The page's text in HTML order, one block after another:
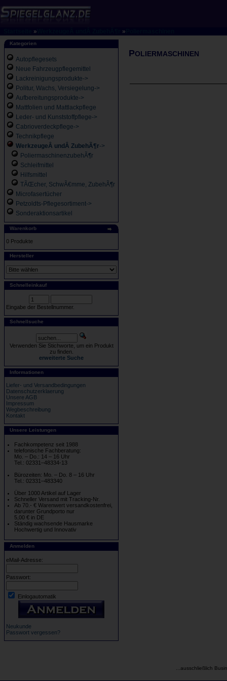
» »
Kategorien
Autopflegesets
Neue Fahrzeugpflegemittel
Lackreinigungsprodukte->
Politur, Wachs, Versiegelung->
Aufbereitungsprodukte->
Mattfolien und Mattlackpflege
Leder- und Kunststoffpflege->
Cabrioverdeckpflege->
Technikpflege
WerkzeugeÂ undÂ ZubehÃ¶r->
PoliermaschinenzubehÃ¶r
Schleifmittel
Hilfsmittel
TÃŒcher, SchwÃ€mme, ZubehÃ¶r
Microfasertücher
Petzoldts-Pflegesortiment->
Sonderaktionsartikel
Warenkorb
0 Produkte
Hersteller
Schnelleinkauf
Eingabe der Bestellnummer.
Schnellsuche
Verwenden Sie Stichworte, um ein Produkt
zu finden.
erweiterte Suche
Informationen
Liefer- und Versandbedingungen
Datenschutzerklaerung
Unsere AGB
Impressum
Wegbeschreibung
Kontakt
Unsere Leistungen
Fachkompetenz seit 1988
telefonische Fachberatung:
Mo. – Do.: 14 – 16 Uhr
Tel.: 02331–48334-13
Bürozeiten: Mo. – Do. 8 – 16 Uhr
Tel.: 02331–483340
Über 1000 Artikel auf Lager
Schneller Versand mit Tracking-Nr.
Ab 70.- € Warenwert versandkostenfrei,
darunter Grundporto nur
5,00 € in DE
Ständig wachsende Hausmarke
Hochwertig und Innovativ
Anmelden
eMail-Adresse:
Passwort:
Einlogautomatik
Neukunde
Passwort vergessen?
POLIERMASCHINEN
...ausschließlich